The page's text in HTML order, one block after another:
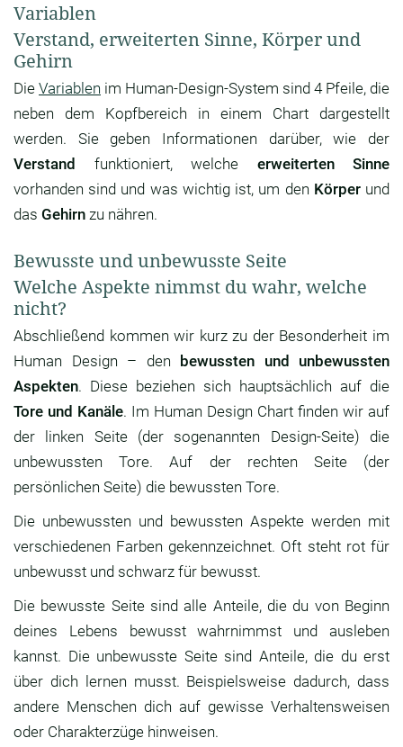
Variablen
Verstand, erweiterten Sinne, Körper und
Gehirn
Die Variablen im Human-Design-System sind 4 Pfeile, die
neben dem Kopfbereich in einem Chart dargestellt
werden. Sie geben Informationen darüber, wie der
Verstand
funktioniert, welche erweiterten Sinne
vorhanden sind und was wichtig ist, um den Körperund
das Gehirn zu nähren.
Bewusste und unbewusste Seite
Welche Aspekte nimmst du wahr, welche
nicht?
Abschließend kommen wir kurz zu der Besonderheit im
Human Design – den bewussten und unbewussten
Aspekten. Diese beziehen sich hauptsächlich auf die
Tore und Kanäle. Im Human Design Chart finden wir auf
der linken Seite (der sogenannten Design-Seite) die
unbewussten Tore. Auf der rechten Seite (der
persönlichen Seite) die bewussten Tore.
Die unbewussten und bewussten Aspekte werden mit
verschiedenen Farben gekennzeichnet. Oft steht rot für
unbewusst und schwarz für bewusst.
Die bewusste Seite sind alle Anteile, die du von Beginn
deines Lebens bewusst wahrnimmst und ausleben
kannst. Die unbewusste Seite sind Anteile, die du erst
über dich lernen musst. Beispielsweise dadurch, dass
andere Menschen dich auf gewisse Verhaltensweisen
oder Charakterzüge hinweisen.